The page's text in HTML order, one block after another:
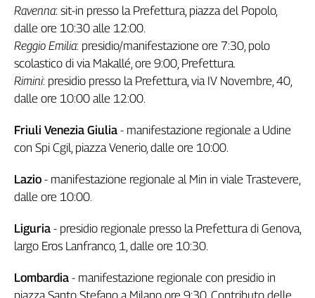
Lombardia
Marche
Piemonte
Puglia
Sardegna
Sicilia
Trentino
Umbria
D'Aosta
Veneto
Archivio
Storico
1955-
Ravenna: sit-in presso la Prefettura, piazza del Popolo,
dalle ore 10:30 alle 12:00.
Reggio Emilia: presidio/manifestazione ore 7:30, polo
scolastico di via Makallé, ore 9:00, Prefettura.
Rimini: presidio presso la Prefettura, via IV Novembre, 40,
dalle ore 10:00 alle 12:00.
Friuli Venezia Giulia - manifestazione regionale a Udine
con Spi Cgil, piazza Venerio, dalle ore 10:00.
Lazio - manifestazione regionale al Min in viale Trastevere,
dalle ore 10:00.
Liguria - presidio regionale presso la Prefettura di Genova,
largo Eros Lanfranco, 1, dalle ore 10:30.
Lombardia - manifestazione regionale con presidio in